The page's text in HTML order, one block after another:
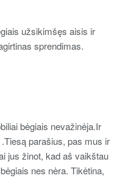
užsikimšęs aisis ir
sprendimas.
bėgiais nevažinėja.Ir
parašius, pas mus ir
jus žinot, kad aš vaikštau
nes nėra. Tikėtina,